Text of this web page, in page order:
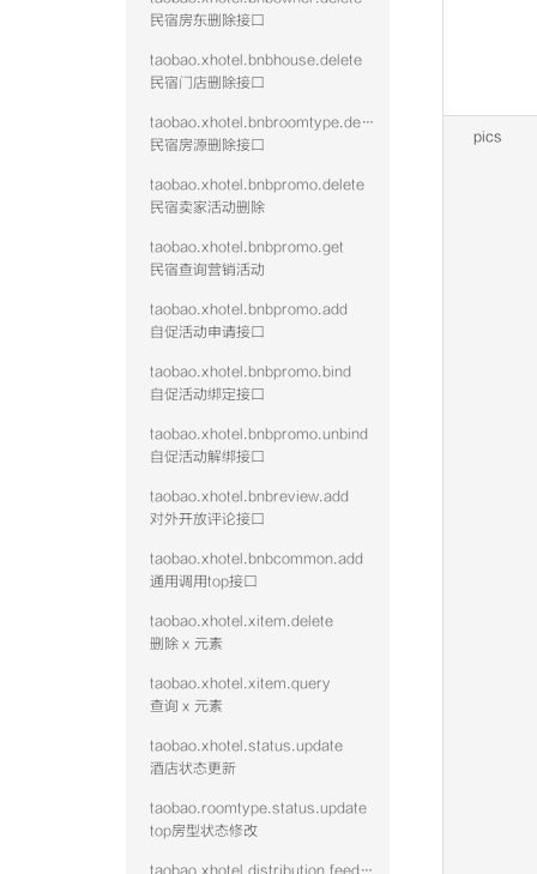
民宿房东删除接口
taobao.xhotel.bnbhouse.delete
民宿门店删除接口
taobao.xhotel.bnbroomtype.delete
民宿房源删除接口
taobao.xhotel.bnbpromo.delete
民宿卖家活动删除
taobao.xhotel.bnbpromo.get
民宿查询营销活动
taobao.xhotel.bnbpromo.add
自促活动申请接口
taobao.xhotel.bnbpromo.bind
自促活动绑定接口
taobao.xhotel.bnbpromo.unbind
自促活动解绑接口
taobao.xhotel.bnbreview.add
对外开放评论接口
taobao.xhotel.bnbcommon.add
通用调用top接口
taobao.xhotel.xitem.delete
删除 x 元素
taobao.xhotel.xitem.query
查询 x 元素
taobao.xhotel.status.update
酒店状态更新
taobao.roomtype.status.update
top房型状态修改
taobao.xhotel.distribution.feed.hotel.query
pics